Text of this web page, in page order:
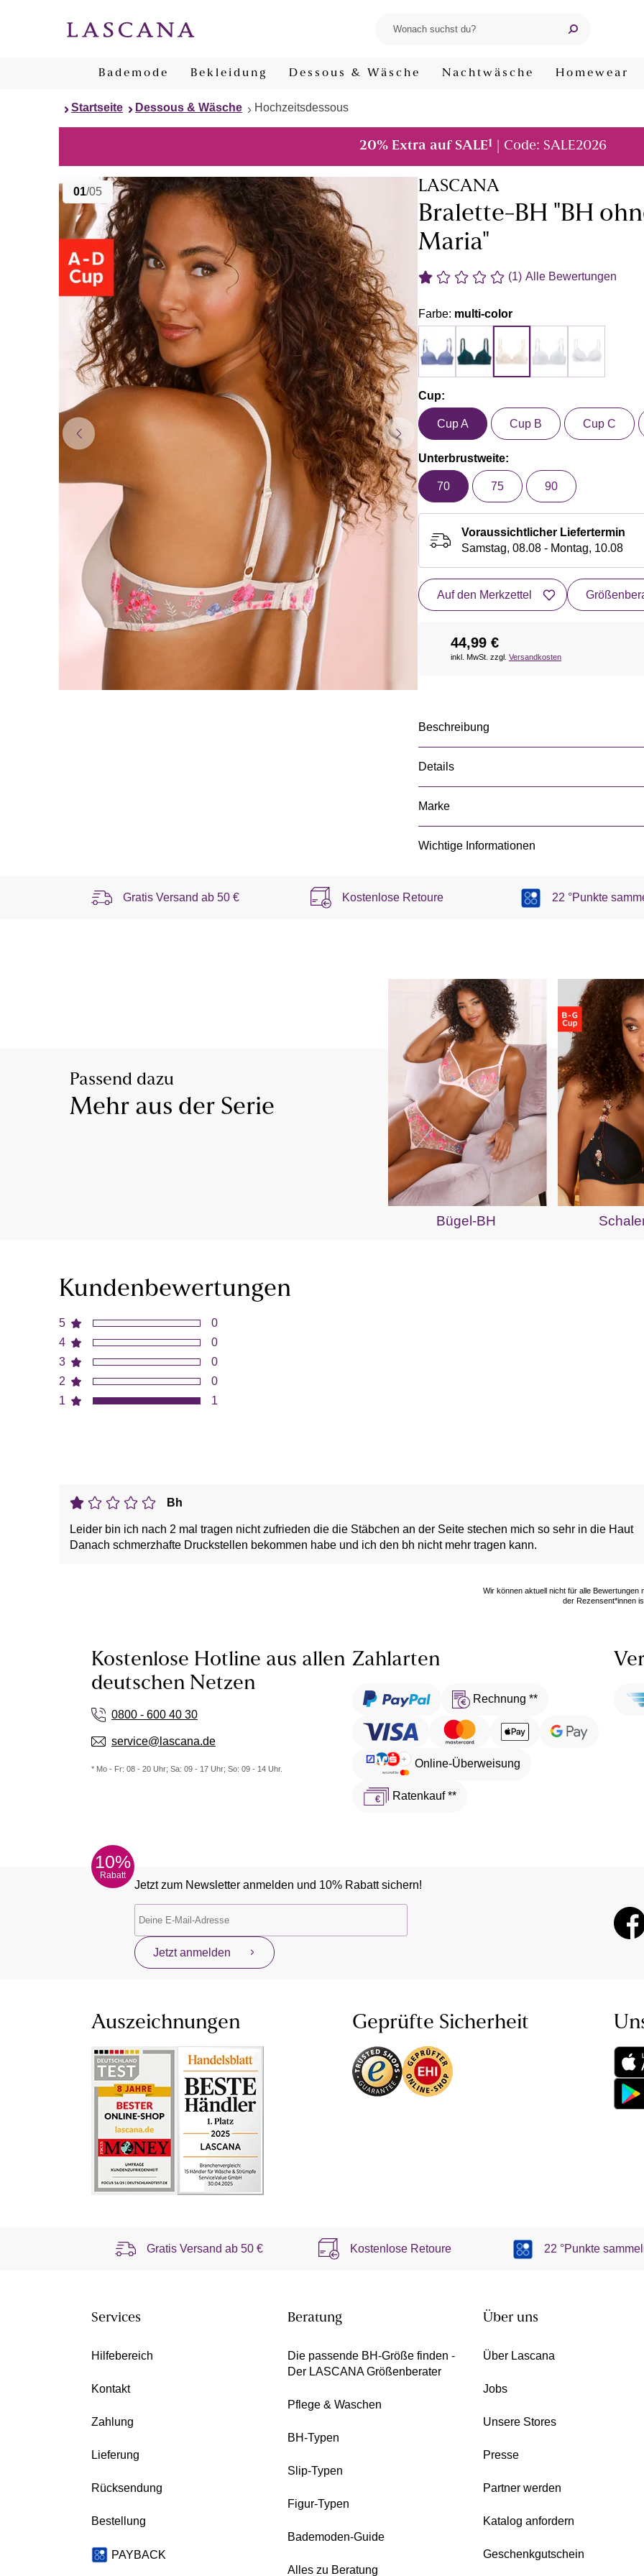
Bademode Bekleidung Dessous & Wäsche Nachtwäsche Homewear
Startseite Dessous & Wäsche Hochzeitsdessous
20% Extra auf SALE1 | Code: SALE2026
01/05 LASCANA
Bralette-BH "BH
Maria"
(1) Alle Bewertungen
Farbe: multi-color
Cup:
Cup A Cup B Cup C
Unterbrustweite:
70 75 90
Voraussichtlicher Liefertermin
Samstag, 08.08 - Montag, 10.08
Auf den Merkzettel
44,99 €
inkl. MwSt. zzgl. Versandkosten
Beschreibung
Details
Marke
Wichtige Informationen
Gratis Versand ab 50 € Kostenlose Retoure 22 °Punkte
Passend dazu
Mehr aus der Serie
Bügel-BH
Kundenbewertungen
5
4
3
2
1
0
0
0
0
1
Bh
Leider bin ich nach 2 mal tragen nicht zufrieden die die Stäbchen an der Seite stechen mich so sehr in die Haut
Danach schmerzhafte Druckstellen bekommen habe und ich den bh nicht mehr tragen kann.
Wir können aktuell nicht für alle
der Rezensent*innen
Kostenlose Hotline aus allen
deutschen Netzen
0800 - 600 40 30
service@lascana.de
* Mo - Fr: 08 - 20 Uhr; Sa: 09 - 17 Uhr; So: 09 - 14 Uhr.
Zahlarten
Rechnung **
Online-Überweisung
Ratenkauf **
10%
Rabatt
Jetzt zum Newsletter anmelden und 10% Rabatt sichern!
Jetzt anmelden
Auszeichnungen Geprüfte Sicherheit
Gratis Versand ab50 € Kostenlose Retoure 22 °Punkte
Services
Hilfebereich
Kontakt
Zahlung
Lieferung
Rücksendung
Bestellung
PAYBACK
Beratung
Die passende BH-Größe finden -
Der LASCANA Größenberater
Pflege & Waschen
BH-Typen
Slip-Typen
Figur-Typen
Bademoden-Guide
Alles zu Beratung
Über uns
Über Lascana
Jobs
Unsere Stores
Presse
Partner werden
Katalog anfordern
Geschenkgutschein